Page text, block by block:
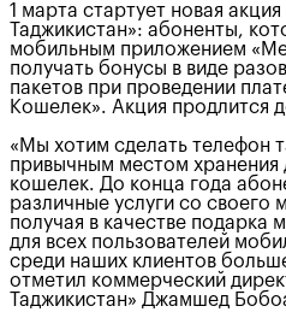
1 марта стартует новая
Таджикистан»: абоненты,
мобильным приложением
получать бонусы в виде
пакетов при проведении
Кошелек». Акция продлится
«Мы хотим сделать телефон
привычным местом хранения
кошелек. До конца года
различные услуги со своего
получая в качестве подарка
для всех пользователей
среди наших клиентов
отметил коммерческий
Таджикистан» Джамшед